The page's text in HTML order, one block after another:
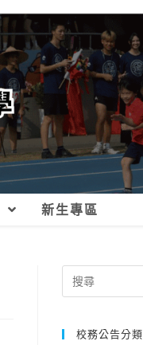
新生專區
Search
for:
校務公告分類